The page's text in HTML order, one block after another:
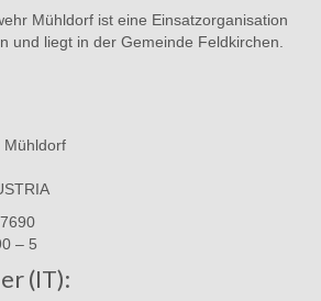
Mühldorf ist eine Einsatzorganisation
und liegt in der Gemeinde Feldkirchen.
Mühldorf
– 5
(IT):